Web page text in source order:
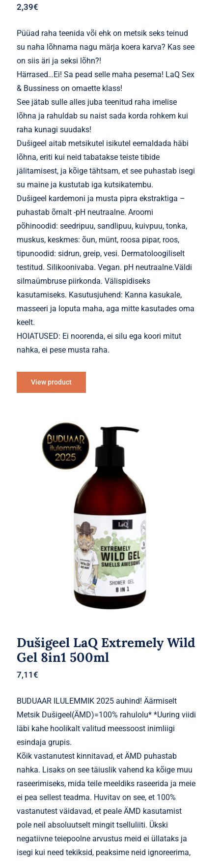
2,39€
Püüad raha teenida või ehk on metsik seks teinud
su naha lõhnama nagu märja koera karva? Kas see
on siis äri ja seksi lõhn?!
Härrased…Ei! Sa pead selle maha pesema! LaQ Sex
& Bussiness on omaette klass!
See jätab sulle alles juba teenitud raha imelise
lõhna ja rahuldab su naist sada korda rohkem kui
raha kunagi suudaks!
Dušigeel aitab metsikutel isikutel eemaldada häbi
lõhna, eriti kui neid tabatakse teiste tibide
jälitamisest, ja kõige tähtsam, et see puhastab isegi
su maine ja kustutab iga kutsikatembu.
Dušigeel kardemoni ja musta pipra ekstraktiga –
puhastab õrnalt -pH neutraalne. Aroomi
põhinoodid: seedripuu, sandlipuu, kuivpuu, tonka,
muskus, keskmes: õun, münt, roosa pipar, roos,
tipunoodid: sidrun, greip, vesi. Dermatoloogiliselt
testitud. Silikoonivaba. Vegan. pH neutraalne.Väldi
silmaümbruse piirkonda. Välispidiseks
kasutamiseks. Kasutusjuhend: Kanna kasukale,
masseeri ja loputa maha, aga mitte kasutades oma
keelt.
HOIATUSED: Ei noorenda, ei silu ega koori mitut
nahka, ei pese musta raha.
View product
Dušigeel LaQ Extremely Wild
Gel 8in1 500ml
7,11€
BUDUAAR ILULEMMIK 2025 auhind! Äärmiselt
Metsik Dušigeel(ÄMD)=100% rahulolu* *Uuring viidi
läbi kahe hoolikalt valitud meessoost inimliigi
esindaja grupis.
Kõik vastanutest kinnitavad, et ÄMD puhastab
nahka. Lisaks on see täiuslik vahend ka kõige muu
raseerimiseks, mida teile meeldiks raseerida ja meie
ei pea sellest teadma. Huvitav on see, et 100%
vastanutest väidavad, et peale ÄMD kasutamist
pole neil absoluutselt mingit tselluliiti. Ükski
negatiivne teiepoolne arvustus meid ei üllataks ja
isegi kui need tekiksid, peaksime neid ignoreerima,